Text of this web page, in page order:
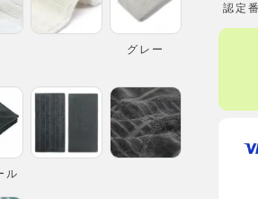
グレー
ル
認定